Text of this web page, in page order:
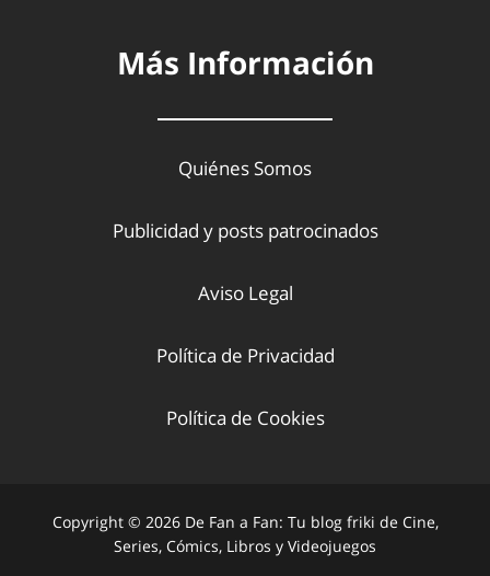
Más Información
Quiénes Somos
Publicidad y posts patrocinados
Aviso Legal
Política de Privacidad
Política de Cookies
Copyright © 2026 De Fan a Fan: Tu blog friki de Cine,
Series, Cómics, Libros y Videojuegos